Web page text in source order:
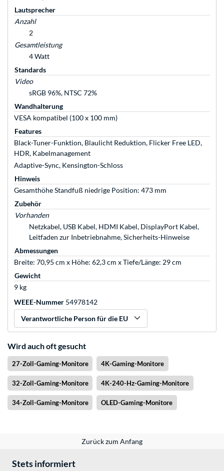
Lautsprecher
Anzahl
2
Gesamtleistung
4 Watt
Standards
Video
sRGB 96%, NTSC 72%
Wandhalterung
VESA kompatibel (100 x 100 mm)
Features
Black-Tuner-Funktion, Blaulicht Reduktion, Flicker Free LED,
HDR, Kabelmanagement
Adaptive-Sync, Kensington-Schloss
Hinweis
Gesamthöhe Standfuß niedrige Position: 473 mm
Zubehör
Vorhanden
Netzkabel, USB Kabel, HDMI Kabel, DisplayPort Kabel,
Leitfaden zur Inbetriebnahme, Sicherheits-Hinweise
Abmessungen
Breite: 70,95 cm x Höhe: 62,3 cm x Tiefe/Länge: 29 cm
Gewicht
9 kg
WEEE-Nummer 54978142
Verantwortliche Person für die EU
Wird auch oft gesucht
27-Zoll-Gaming-Monitore 4K-Gaming-Monitore
32-Zoll-Gaming-Monitore 4K-240-Hz-Gaming-Monitore
34-Zoll-Gaming-Monitore OLED-Gaming-Monitore
Zurück zum Anfang
Stets informiert